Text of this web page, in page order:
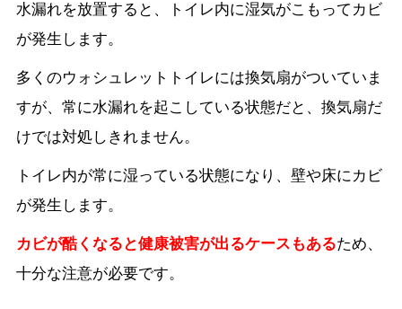
水漏れを放置すると、トイレ内に湿気がこもってカビ
が発生します。
多くのウォシュレットトイレには換気扇がついていま
すが、常に水漏れを起こしている状態だと、換気扇だ
けでは対処しきれません。
トイレ内が常に湿っている状態になり、壁や床にカビ
が発生します。
カビが酷くなると健康被害が出るケースもあるため、
十分な注意が必要です。